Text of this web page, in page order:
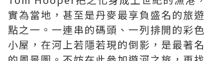
實為當地，甚至是丹麥最享負盛名的旅遊
點之一。一連串的碼頭、一列排開的彩色
小屋，在河上若隱若現的倒影，是最著名